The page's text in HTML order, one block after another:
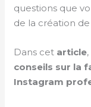
questions que
de la création
Dans cet article
conseils sur la
Instagram